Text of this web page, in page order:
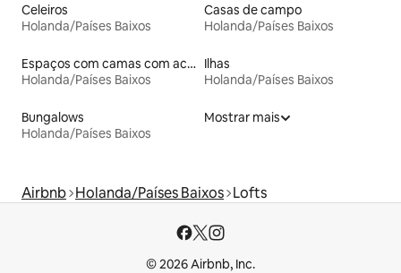
Celeiros
Holanda/Países Baixos
Casas de campo
Holanda/Países Baixos
Espaços com camas com acessos adaptados em altura
Holanda/Países Baixos
Ilhas
Holanda/Países Baixos
Bungalows
Holanda/Países Baixos
Mostrar mais
Airbnb Holanda/Países Baixos Lofts
© 2026 Airbnb, Inc.